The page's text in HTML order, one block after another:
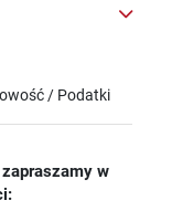
/ Podatki
w